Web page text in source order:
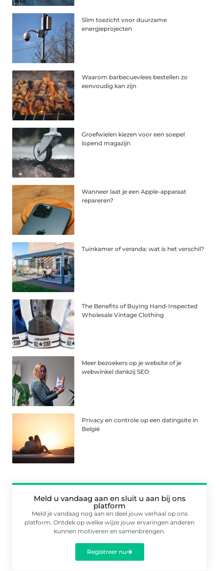
Slim toezicht voor duurzame
energieprojecten
Waarom barbecuevlees bestellen zo
eenvoudig kan zijn
Groefwielen kiezen voor een soepel
lopend magazijn
Wanneer laat je een Apple-apparaat
repareren?
Tuinkamer of veranda: wat is het verschil?
The Benefits of Buying Hand-Inspected
Wholesale Vintage Clothing
Meer bezoekers op je website of je
webwinkel dankzij SEO
Privacy en controle op een datingsite in
België
Meld u vandaag aan en sluit u aan bij ons
platform
Meld je vandaag nog aan en deel jouw verhaal op ons
platform. Ontdek op welke wijze jouw ervaringen anderen
kunnen motiveren en samenbrengen.
Registreer nu